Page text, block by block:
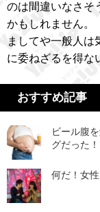
のは間違いなさそ
かもしれません。
ましてや一般人は
に委ねざるを得な
おすすめ記事
ビール腹
グだった！
何だ！女